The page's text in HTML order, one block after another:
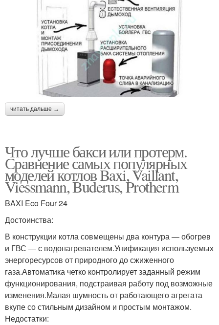
читать дальше →
Что лучше бакси или протерм.
Сравнение самых популярных
моделей котлов Baxi, Vaillant,
Viessmann, Buderus, Protherm
BAXI Eco Four 24
Достоинства:
В конструкции котла совмещены два контура — обогрев
и ГВС — с водонагревателем.Унификация используемых
энергоресурсов от природного до сжиженного
газа.Автоматика четко контролирует заданный режим
функционирования, подстраивая работу под возможные
изменения.Малая шумность от работающего агрегата
вкупе со стильным дизайном и простым монтажом.
Недостатки: